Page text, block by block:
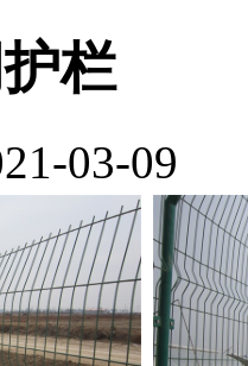
栏
03-09